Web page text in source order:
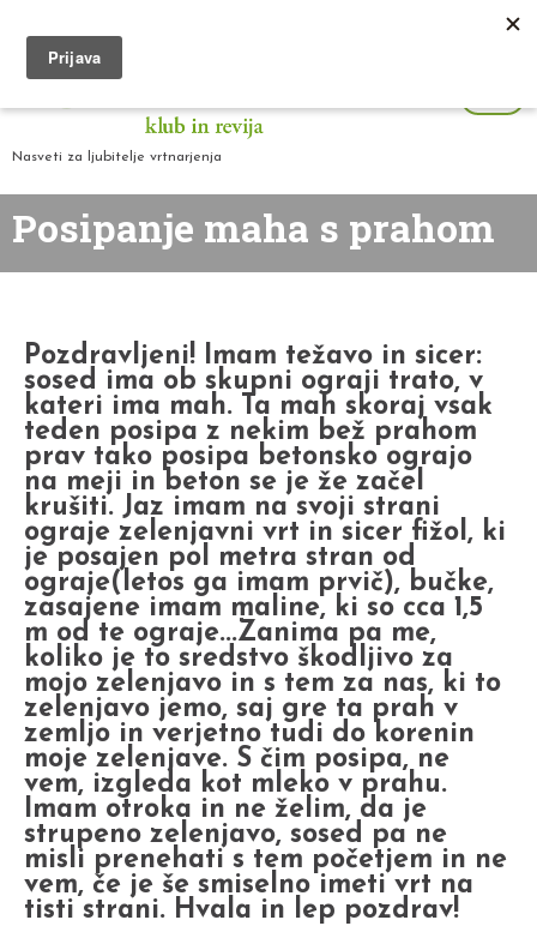
Nasveti za ljubitelje vrtnarjenja
Posipanje maha s prahom
Pozdravljeni! Imam težavo in sicer:
sosed ima ob skupni ograji trato, v
kateri ima mah. Ta mah skoraj vsak
teden posipa z nekim bež prahom
prav tako posipa betonsko ograjo
na meji in beton se je že začel
krušiti. Jaz imam na svoji strani
ograje zelenjavni vrt in sicer fižol, ki
je posajen pol metra stran od
ograje(letos ga imam prvič), bučke,
zasajene imam maline, ki so cca 1,5
m od te ograje...Zanima pa me,
koliko je to sredstvo škodljivo za
mojo zelenjavo in s tem za nas, ki to
zelenjavo jemo, saj gre ta prah v
zemljo in verjetno tudi do korenin
moje zelenjave. S čim posipa, ne
vem, izgleda kot mleko v prahu.
Imam otroka in ne želim, da je
strupeno zelenjavo, sosed pa ne
misli prenehati s tem početjem in ne
vem, če je še smiselno imeti vrt na
tisti strani. Hvala in lep pozdrav!